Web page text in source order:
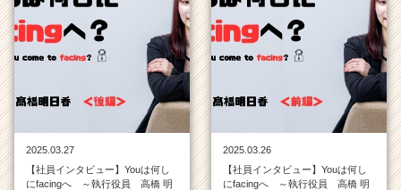
届
く
就
活
サ
チ
2025.03.27
【社員インタビュー】Youは何し
にfacingへ ～執行役員 高橋 明
2025.03.26
【社員インタビュー】Youは何し
にfacingへ ～執行役員 高橋 明